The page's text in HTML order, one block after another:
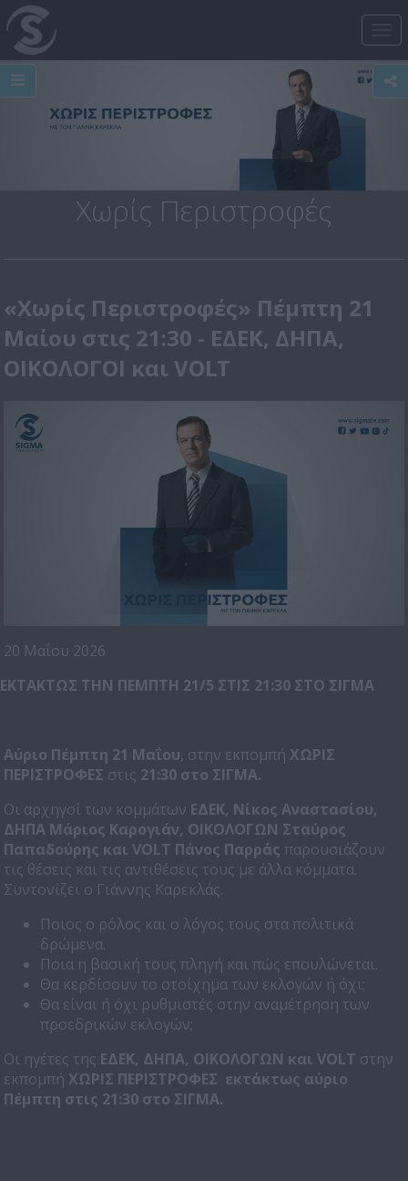
Χωρίς Περιστροφές
«Χωρίς Περιστροφές» Πέμπτη 21
Μαίου στις 21:30 - ΕΔΕΚ, ΔΗΠΑ,
ΟΙΚΟΛΟΓΟΙ και VOLT
20 Μαΐου 2026
ΕΚΤΑΚΤΩΣ ΤΗΝ ΠΕΜΠΤΗ 21/5 ΣΤΙΣ 21:30 ΣΤΟ ΣΙΓΜΑ
Αύριο Πέμπτη 21 Μαΐου, στην εκπομπή ΧΩΡΙΣ
ΠΕΡΙΣΤΡΟΦΕΣ στις 21:30 στο ΣΙΓΜΑ.
Οι αρχηγοί των κομμάτων ΕΔΕΚ, Νίκος Αναστασίου,
ΔΗΠΑ Μάριος Καρογιάν, ΟΙΚΟΛΟΓΩΝ Σταύρος
Παπαδούρης καιVOLT Πάνος Παρράς παρουσιάζουν
τις θέσεις και τις αντιθέσεις τους με άλλα κόμματα.
Συντονίζει ο Γιάννης Καρεκλάς.
Ποιος ο ρόλος και ο λόγος τους στα πολιτικά
δρώμενα.
Ποια η βασική τους πληγή και πώς επουλώνεται.
Θα κερδίσουν το στοίχημα των εκλογών ή όχι;
Θα είναι ή όχι ρυθμιστές στην αναμέτρηση των
προεδρικών εκλογών;
Οι ηγέτες της ΕΔΕΚ, ΔΗΠΑ, ΟΙΚΟΛΟΓΩΝ καιVOLT στην
εκπομπή ΧΩΡΙΣ ΠΕΡΙΣΤΡΟΦΕΣ εκτάκτως αύριο
Πέμπτη στις 21:30 στο ΣΙΓΜΑ.